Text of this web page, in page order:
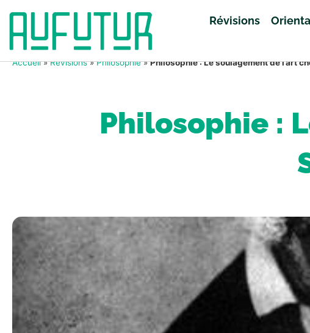
Révisions
Accueil»Révisions»Philosophie»Philosophie : Le soulagement de l’art
Philosophie :